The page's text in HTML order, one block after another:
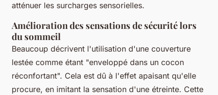
atténuer les surcharges sensorielles.
Amélioration des sensations de sécurité lors
du sommeil
Beaucoup décrivent l'utilisation d'une couverture
lestée comme étant "enveloppé dans un cocon
réconfortant". Cela est dû à l'effet apaisant qu'elle
procure, en imitant la sensation d'une étreinte. Cette